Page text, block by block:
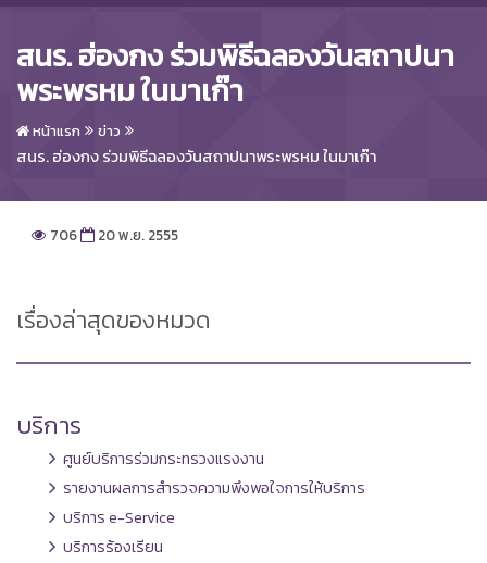
สนร. ฮ่องกง ร่วมพิธีฉลองวันสถาปนา
พระพรหม ในมาเก๊า
หน้าแรก ข่าว
สนร. ฮ่องกง ร่วมพิธีฉลองวันสถาปนาพระพรหม ในมาเก๊า
706 20 พ.ย. 2555
เรื่องล่าสุดของหมวด
บริการ
ศูนย์บริการร่วมกระทรวงแรงงาน
รายงานผลการสำรวจความพึงพอใจการให้บริการ
บริการ e-Service
บริการร้องเรียน